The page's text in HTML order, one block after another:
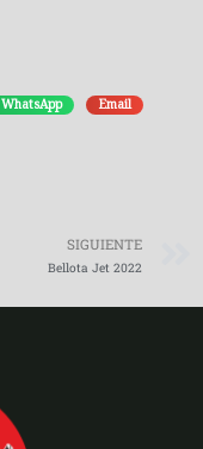
WhatsApp
Email
SIGUIENTE
Bellota Jet 2022